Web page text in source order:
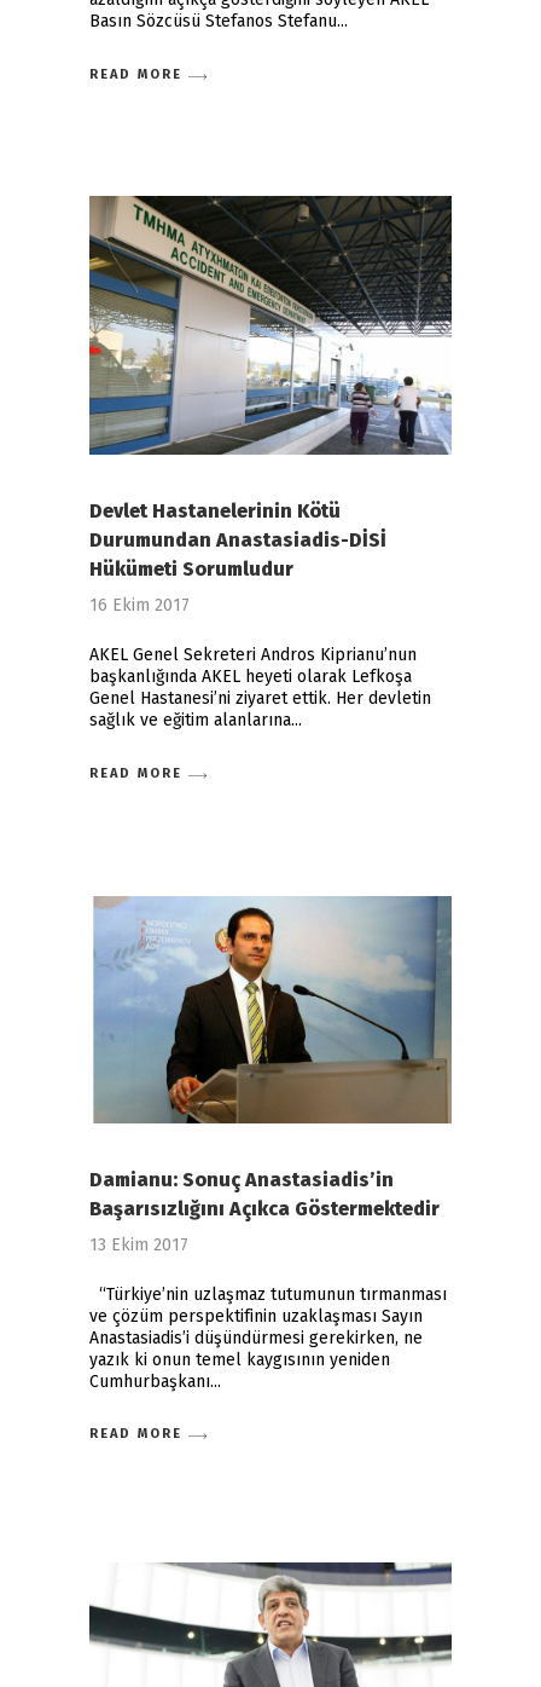
Basın Sözcüsü Stefanos Stefanu
READ MORE
Devlet Hastanelerinin Kötü
Durumundan Anastasiadis-DİSİ
Hükümeti Sorumludur
16 Ekim 2017
AKEL Genel Sekreteri Andros Kiprianu’nun
başkanlığında AKEL heyeti olarak Lefkoşa
Genel Hastanesi’ni ziyaret ettik. Her devletin
sağlık ve eğitim alanlarına
READ MORE
Damianu: Sonuç Anastasiadis’in
Başarısızlığını Açıkca Göstermektedir
13 Ekim 2017
“Türkiye’nin uzlaşmaz tutumunun tırmanması
ve çözüm perspektifinin uzaklaşması Sayın
Anastasiadis’i düşündürmesi gerekirken, ne
yazık ki onun temel kaygısının yeniden
Cumhurbaşkanı
READ MORE